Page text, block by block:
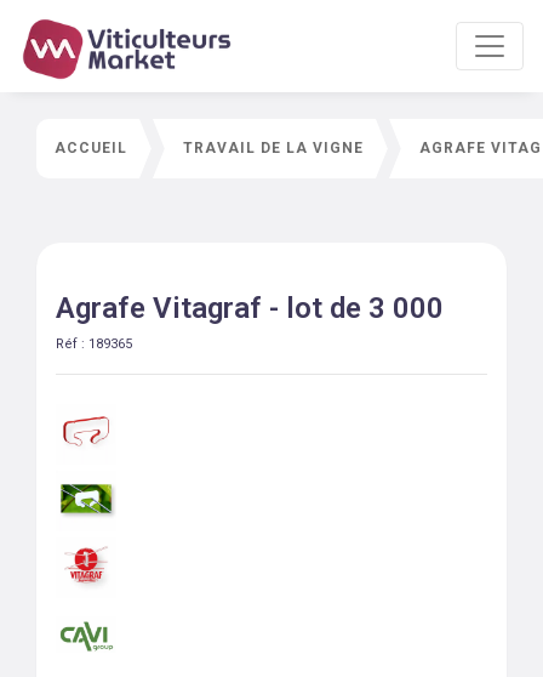
ACCUEIL TRAVAIL DE LA VIGNE AGRAFE
Agrafe Vitagraf - lot de 3 000
Réf : 189365